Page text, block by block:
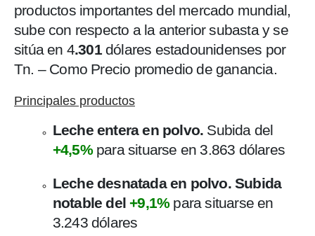
productos importantes del mercado mundial,
sube con respecto a la anterior subasta y se
sitúa en 4.301dólares estadounidenses por
Tn. – Como Precio promedio de ganancia.
Principales productos
Leche entera en polvo. Subida del
+4,5% para situarse en 3.863 dólares
Leche desnatada en polvo. Subida
notable del+9,1% para situarse en
3.243 dólares